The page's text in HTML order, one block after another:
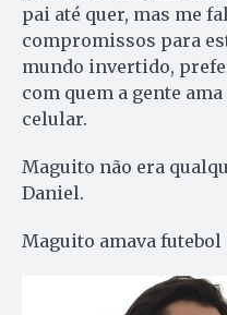
pai até quer, mas me
compromissos para
mundo invertido,
com quem a gente
celular.
Maguito não era
Daniel.
Maguito amava